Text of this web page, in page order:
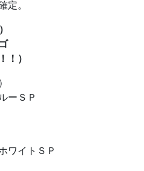
定。
！）
ーＳＰ
ワイトＳＰ